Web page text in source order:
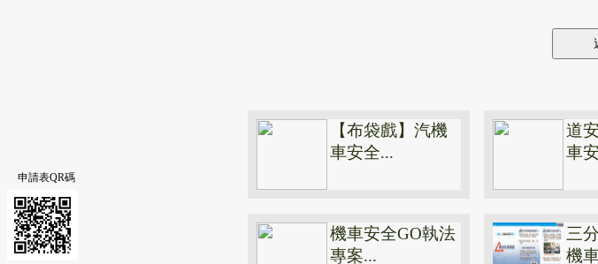
【布袋戲】汽機
車安全...
道
車
機車安全GO執法
專案...
三
機
申請表QR碼